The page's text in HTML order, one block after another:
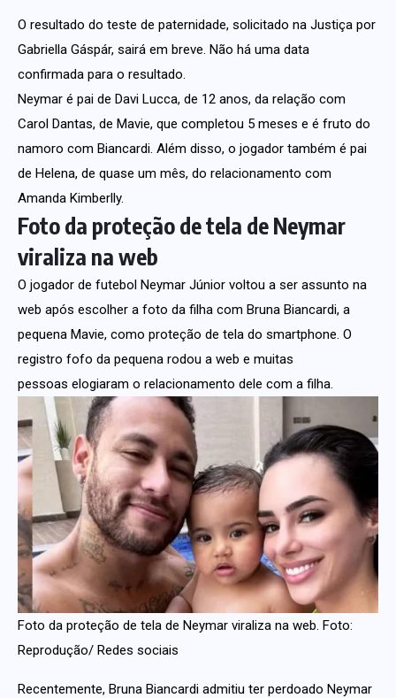
O resultado do teste de paternidade, solicitado na Justiça por
Gabriella Gáspár, sairá em breve. Não há uma data
confirmada para o resultado.
Neymar é pai de Davi Lucca, de 12 anos, da relação com
Carol Dantas, de Mavie, que completou 5 meses e é fruto do
namoro com Biancardi. Além disso, o jogador também é pai
de Helena, de quase um mês, do relacionamento com
Amanda Kimberlly.
Foto da proteção de tela de Neymar
viraliza na web
O jogador de futebol Neymar Júnior voltou a ser assunto na
web após escolher a foto da filha com Bruna Biancardi, a
pequena Mavie, como proteção de tela do smartphone. O
registro fofo da pequena rodou a web e muitas
pessoas elogiaram o relacionamento dele com a filha.
Foto da proteção de tela de Neymar viraliza na web. Foto:
Reprodução/ Redes sociais
Recentemente, Bruna Biancardi admitiu ter perdoado Neymar